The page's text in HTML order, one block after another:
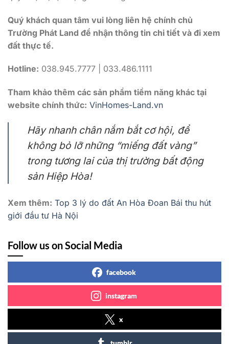
Quý khách quan tâm vui lòng liên hệ chính chủ
Trường Phát Land để nhận thông tin chi tiết và đi xem
đất thực tế.
Hotline: 038.945.7777 | 033.486.1111
Tham khảo thêm các sản phẩm tiềm năng khác tại
website chính thức: VinHomes-Land.vn
Hãy nhanh chân nắm bắt cơ hội, để
không bỏ lỡ những “miếng đất vàng”
trong tương lai của thị trường bất động
sản Hiệp Hòa!
Xem thêm: Top 3 lý do đất An Hòa Đoan Bái thu hút
giới đầu tư Hà Nội
Follow us on Social Media
facebook
instagram
x